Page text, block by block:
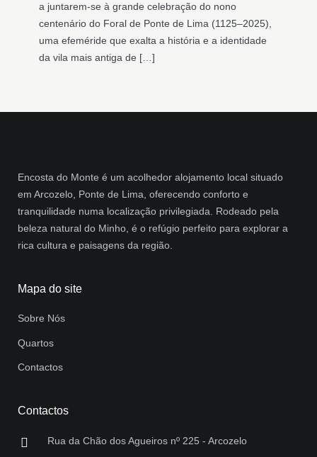
a juntarem-se à grande celebração do nono
centenário do Foral de Ponte de Lima (1125–2025),
uma efeméride que exalta a história e a identidade
da vila mais antiga de […]
Encosta do Monte é um acolhedor alojamento local situado
em Arcozelo, Ponte de Lima, oferecendo conforto e
tranquilidade numa localização privilegiada. Rodeado pela
beleza natural do Minho, é o refúgio perfeito para explorar a
rica cultura e paisagens da região.
Mapa do site
Sobre Nós
Quartos
Contactos
Contactos
Rua da Chão dos Agueiros nº 225 - Arcozelo